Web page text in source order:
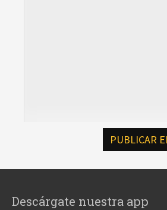
Descárgate nuestra app